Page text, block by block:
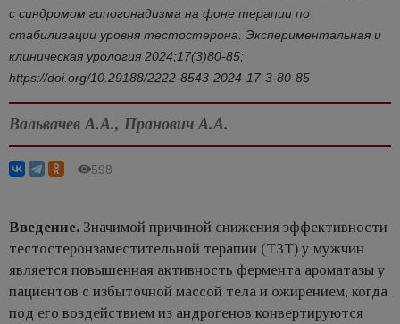
с синдромом гипогонадизма на фоне терапии по
стабилизации уровня тестостерона. Экспериментальная и
клиническая урология 2024;17(3)80-85;
https://doi.org/10.29188/2222-8543-2024-17-3-80-85
Вальвачев А.А., Пранович А.А.
598
Введение. Значимой причиной снижения эффективности
тестостеронзаместительной терапии (ТЗТ) у мужчин
является повышенная активность фермента ароматазы у
пациентов с избыточной массой тела и ожирением, когда
под его воздействием из андрогенов конвертируются